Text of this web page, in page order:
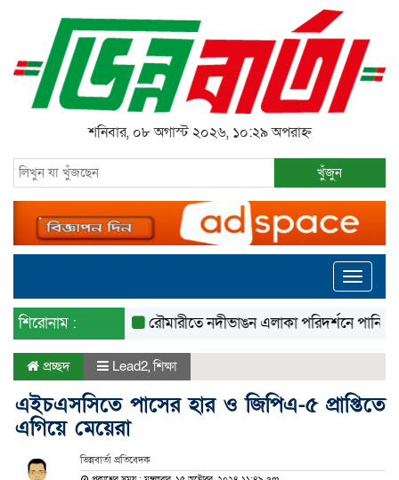
শনিবার, ০৮ অগাস্ট ২০২৬, ১০:২৯ অপরাহ্ন
খুঁজুন
Toggle
শিরোনাম : রৌমারীতে নদীভাঙন এলাকা পরিদর্শনে পানি সম্পদ
প্রচ্ছদ Lead2,শিক্ষা
এইচএসসিতে পাসের হার ও জিপিএ-৫ প্রাপ্তিতে
এগিয়ে মেয়েরা
ভিন্নবার্তা প্রতিবেদক